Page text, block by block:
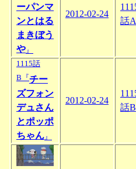
ーパンマ
ンとはる
まきぼう
や 』
2012-02-24
話A
1115話
B『チー
ズフォン
デュさん
とポッポ
ちゃん 』
2012-02-24
話B